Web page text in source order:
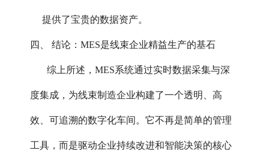
提供了宝贵的数据资产。
四、 结论：MES是线束企业精益生产的基石
综上所述，MES系统通过实时数据采集与深
度集成，为线束制造企业构建了一个透明、高
效、可追溯的数字化车间。它不再是简单的管理
工具，而是驱动企业持续改进和智能决策的核心